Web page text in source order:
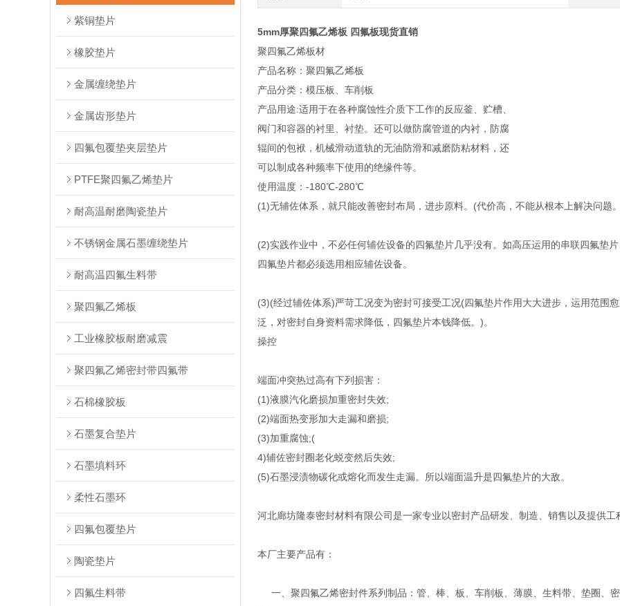
紫铜垫片
橡胶垫片
金属缠绕垫片
金属齿形垫片
四氟包覆垫夹层垫片
PTFE聚四氟乙烯垫片
耐高温耐磨陶瓷垫片
不锈钢金属石墨缠绕垫片
耐高温四氟生料带
聚四氟乙烯板
工业橡胶板耐磨减震
聚四氟乙烯密封带四氟带
石棉橡胶板
石墨复合垫片
石墨填料环
柔性石墨环
四氟包覆垫片
陶瓷垫片
四氟生料带
5mm厚聚四氟乙烯板 四氟板现货直销
聚四氟乙烯板材
产品名称：聚四氟乙烯板
产品分类：模压板、车削板
产品用途:适用于在各种腐蚀性介质下工作的反应釜、贮槽、
阀门和容器的衬里、衬垫。还可以做防腐管道的内衬，防腐
辊间的包袱，机械滑动道轨的无油防滑和减磨防粘材料，还
可以制成各种频率下使用的绝缘件等。
使用温度：-180℃-280℃
(1)无辅佐体系，就只能改善密封布局，进步原料。(代价高，不能从根本上解决问题
(2)实践作业中，不必任何辅佐设备的四氟垫片几乎没有。如高压运用的串联四氟垫
四氟垫片都必须选用相应辅佐设备。
(3)(经过辅佐体系)严苛工况变为密封可接受工况(四氟垫片作用大大进步，运用范围
泛，对密封自身资料需求降低，四氟垫片本钱降低。)。
操控
端面冲突热过高有下列损害：
(1)液膜汽化磨损加重密封失效;
(2)端面热变形加大走漏和磨损;
(3)加重腐蚀;(
4)辅佐密封圈老化蜕变然后失效;
(5)石墨浸渍物碳化或熔化而发生走漏。所以端面温升是四氟垫片的大敌。
河北廊坊隆泰密封材料有限公司是一家专业以密封产品研发、制造、销售以及提供工
本厂主要产品有：
一、聚四氟乙烯密封件系列制品：管、棒、板、车削板、薄膜、生料带、垫圈、